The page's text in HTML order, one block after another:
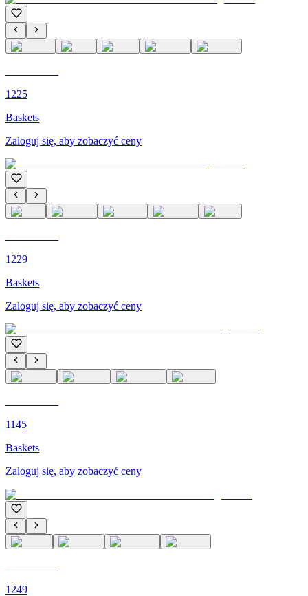
1225
Baskets
Zaloguj się, aby zobaczyć ceny
1229
Baskets
Zaloguj się, aby zobaczyć ceny
1145
Baskets
Zaloguj się, aby zobaczyć ceny
1249